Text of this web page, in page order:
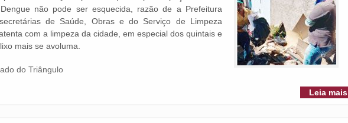
não pode ser esquecida, razão de a Prefeitura
de Saúde, Obras e do Serviço de Limpeza
com a limpeza da cidade, em especial dos quintais e
mais se avoluma.
do Triângulo
Leia mais